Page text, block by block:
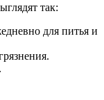
так:
для питья и